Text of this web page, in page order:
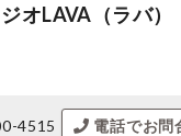
オLAVA（ラバ）
4515 電話でお問